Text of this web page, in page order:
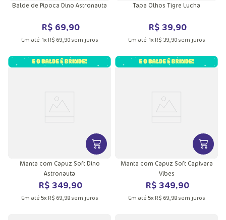
Balde de Pipoca Dino Astronauta
R$ 69,90
Em até 1x R$ 69, 90sem juros
Tapa Olhos Tigre Lucha
R$ 39,90
Em até 1x R$ 39, 90sem juros
VER MAIS INFORMAÇÕES DO
Manta com Capuz Soft Dino
Astronauta
R$ 349,90
Em até 5x R$ 69, 98sem juros
VER
Manta com Capuz Soft Capivara
Vibes
R$ 349,90
Em até 5x R$ 69, 98sem juros